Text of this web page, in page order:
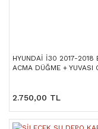
HYUNDAİ İ30 2017-2018
ACMA DÜĞME + YUVASI
2.750,00 TL